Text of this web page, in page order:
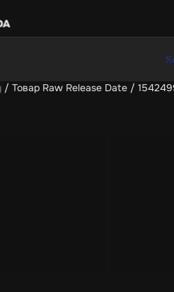
/ Товар Raw Release Date /